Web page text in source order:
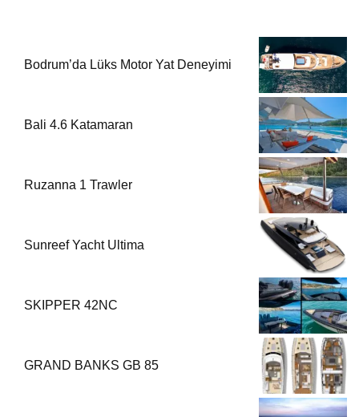
Bodrum’da Lüks Motor Yat Deneyimi
Bali 4.6 Katamaran
Ruzanna 1 Trawler
Sunreef Yacht Ultima
SKIPPER 42NC
GRAND BANKS GB 85